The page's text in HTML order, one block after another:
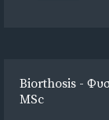
Biorthosis -
MSc